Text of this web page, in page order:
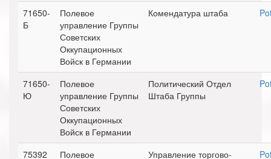
71650-
Б
Полевое
управление Группы
Советских
Оккупационных
Войск в Германии
Комендатура штаба
71650-
Ю
Полевое
управление Группы
Советских
Оккупационных
Войск в Германии
Политический Отдел
Штаба Группы
75392 Полевое Управление торгово-